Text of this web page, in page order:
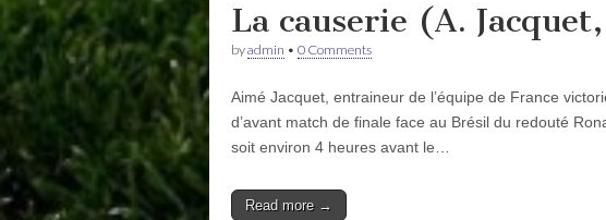
La causerie (A.
byadmin • 0 Comments
Aimé Jacquet, entraineur de l’équipe de France
d’avant match de finale face au Brésil du redouté
soit environ 4 heures avant le…
Read more →